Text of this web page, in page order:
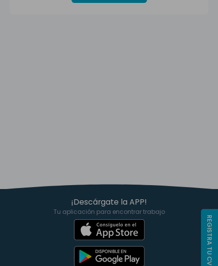
¡Descárgate la APP!
Tu aplicación para encontrar trabajo
REGISTRA TU CV